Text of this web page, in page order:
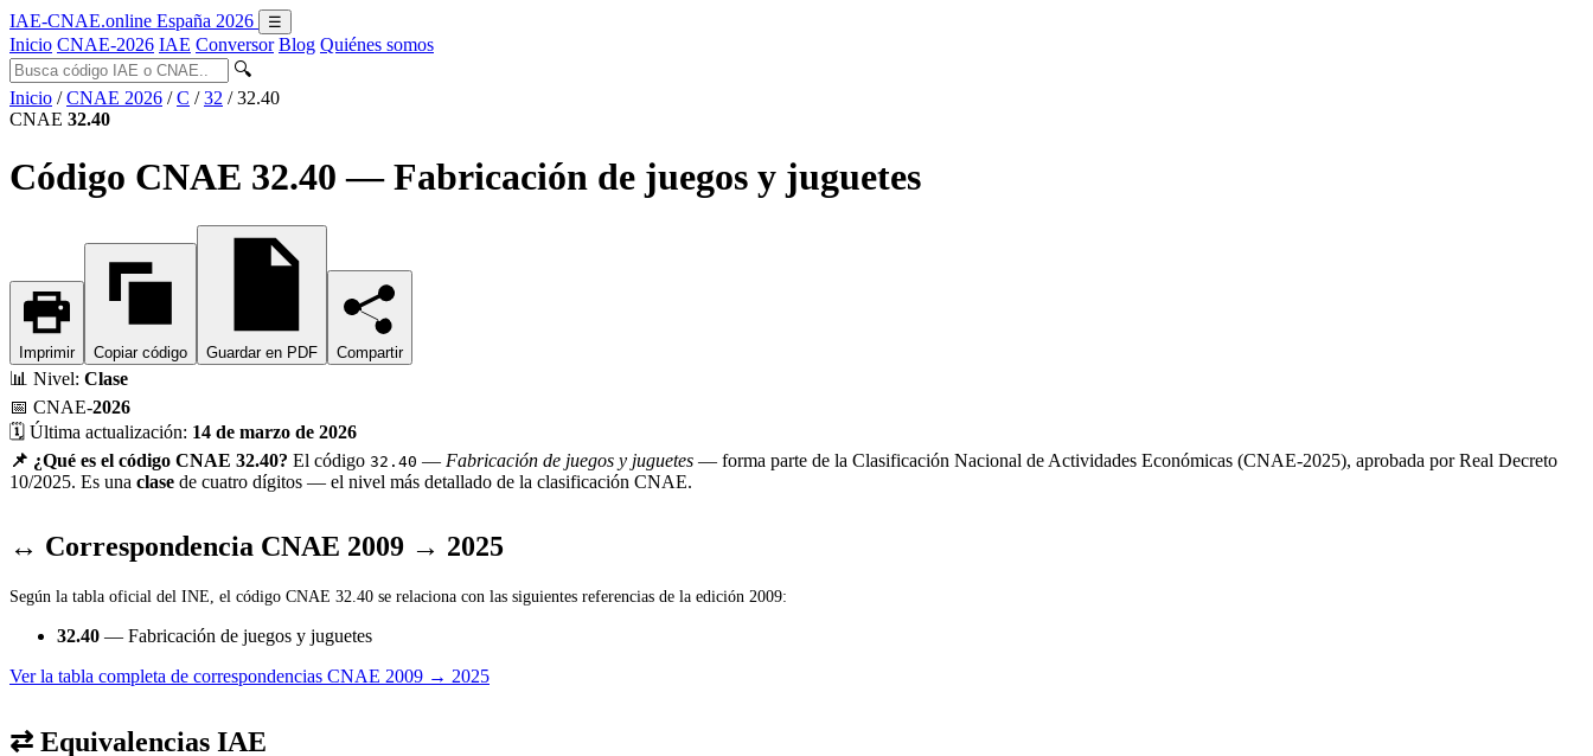
IAE-CNAE.online España 2026 ☰
Inicio CNAE-2026 IAE Conversor Blog Quiénes somos
🔍
Inicio / CNAE 2026 / C / 32 / 32.40
CNAE 32.40
Código CNAE 32.40 — Fabricación de juegos y juguetes
Imprimir Copiar código Guardar en PDF Compartir
📊 Nivel: Clase
📅 CNAE-2026
🗓️ Última actualización: 14 de marzo de 2026
📌 ¿Qué es el código CNAE 32.40? El código 32.40 — Fabricación de juegos y juguetes — forma parte de la Clasificación Nacional de Actividades Económicas (CNAE-2025), aprobada por Real Decreto
10/2025. Es una clase de cuatro dígitos — el nivel más detallado de la clasificación CNAE.
↔ Correspondencia CNAE 2009 → 2025
Según la tabla oficial del INE, el código CNAE 32.40 se relaciona con las siguientes referencias de la edición 2009:
32.40 — Fabricación de juegos y juguetes
Ver la tabla completa de correspondencias CNAE 2009 → 2025
⇄ Equivalencias IAE